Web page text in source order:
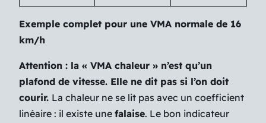
Exemple complet pour une VMA normale de 16
km/h
Attention : la « VMA chaleur » n’est qu’un
plafond de vitesse. Elle ne dit pas si l’on doit
courir. La chaleur ne se lit pas avec un coefficient
linéaire : il existe une falaise. Le bon indicateur